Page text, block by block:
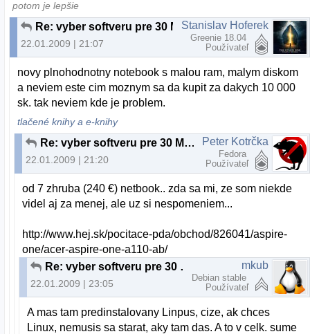
potom je lepšie
Re: vyber softveru pre 30 MB RAM a 3 GB HDD
22.01.2009 | 21:07
Stanislav Hoferek
Greenie 18.04
Používateľ
novy plnohodnotny notebook s malou ram, malym diskom
a neviem este cim moznym sa da kupit za dakych 10 000
sk. tak neviem kde je problem.
tlačené knihy a e-knihy
Re: vyber softveru pre 30 MB RAM a 3 GB HDD
22.01.2009 | 21:20
Peter Kotrčka
Fedora
Používateľ
od 7 zhruba (240 €) netbook.. zda sa mi, ze som niekde
videl aj za menej, ale uz si nespomeniem...
http://www.hej.sk/pocitace-pda/obchod/826041/aspire-
one/acer-aspire-one-a110-ab/
Re: vyber softveru pre 30 MB RAM a 3 GB HDD
22.01.2009 | 23:05
mkub
Debian stable
Používateľ
A mas tam predinstalovany Linpus, cize, ak chces
Linux, nemusis sa starat, aky tam das. A to v celk. sume